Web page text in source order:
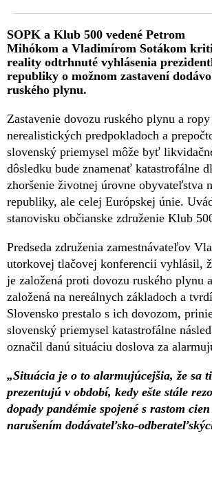
SOPK a Klub 500 vedené Petrom
Mihókom a Vladimírom Sotákom
reality odtrhnuté vyhlásenia
republiky o možnom zastavení
ruského plynu.
Zastavenie dovozu ruského plynu a
nerealistických predpokladoch a
slovenský priemysel môže byť
dôsledku bude znamenať katastrofálne
zhoršenie životnej úrovne obyvateľstva
republiky, ale celej Európskej únie.
stanovisku občianske združenie Klub
Predseda združenia zamestnávateľov
utorkovej tlačovej konferencii vyhlásil,
je založená proti dovozu ruského plynu
založená na nereálnych základoch a
Slovensko prestalo s ich dovozom,
slovenský priemysel katastrofálne
označil danú situáciu doslova za
„Situácia je o to alarmujúcejšia, že sa
prezentujú v období, kedy ešte stále
dopady pandémie spojené s rastom
narušením